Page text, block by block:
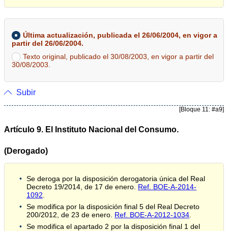
Última actualización, publicada el 26/06/2004, en vigor a
partir del 26/06/2004.
Texto original, publicado el 30/08/2003, en vigor a partir del
30/08/2003.
Subir
[Bloque 11: #a9]
Artículo 9. El Instituto Nacional del Consumo.
(Derogado)
Se deroga por la disposición derogatoria única del Real
Decreto 19/2014, de 17 de enero. Ref. BOE-A-2014-
1092
Se modifica por la disposición final 5 del Real Decreto
200/2012, de 23 de enero. Ref. BOE-A-2012-1034
Se modifica el apartado 2 por la disposición final 1 del